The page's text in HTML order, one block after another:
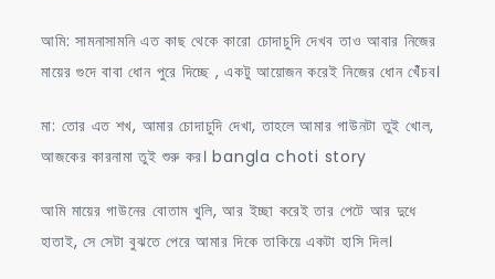
আমি: সামনাসামনি এত কাছ থেকে কারো চোদাচুদি দেখব তাও আবার নিজের
মায়ের গুদে বাবা ধোন পুরে দিচ্ছে , একটু আয়োজন করেই নিজের ধোন খেঁঁচব।
মা: তোর এত শখ, আমার চোদাচুদি দেখা, তাহলে আমার গাউনটা তুই খোল,
আজকের কারনামা তুই শুরু কর। bangla choti story
আমি মায়ের গাউনের বোতাম খুলি, আর ইচ্ছা করেই তার পেটে আর দুধে
হাতাই, সে সেটা বুঝতে পেরে আমার দিকে তাকিয়ে একটা হাসি দিল।